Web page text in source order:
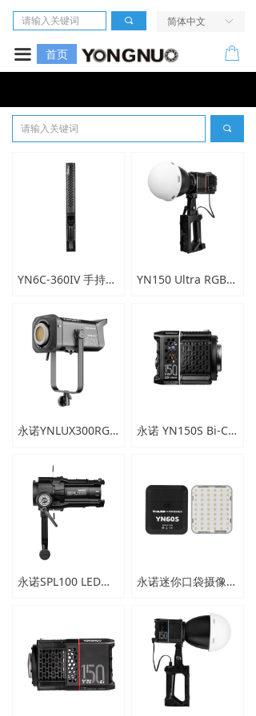
끀
首页
相机
LED摄像灯
无线引闪系统
电源及配件
活动中心
下载与支持
ꂆ
首页
끠 ꀅ
简体中文
YN6C-360IV 手持专业补光灯 YN150 Ultra RGB/Bi LED便携摄像灯
永诺YNLUX300RGB 摄像灯 永诺 YN150S Bi-Color 150W COB摄像灯
永诺SPL100 LED聚光筒 永诺迷你口袋摄像灯YN60S
끠